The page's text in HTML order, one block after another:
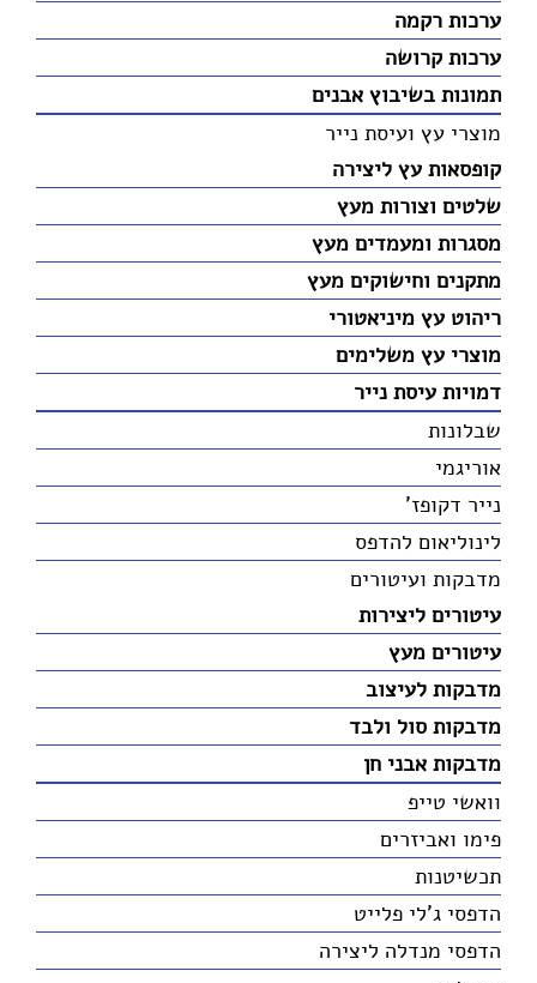
ערכות רקמה
ערכות קרושה
תמונות בשיבוץ אבנים
מוצרי עץ ועיסת נייר
קופסאות עץ ליצירה
שלטים וצורות מעץ
מסגרות ומעמדים מעץ
מתקנים וחישוקים מעץ
ריהוט עץ מיניאטורי
מוצרי עץ משלימים
דמויות עיסת נייר
שבלונות
אוריגמי
נייר דקופז'
לינוליאום להדפס
מדבקות ועיטורים
עיטורים ליצירות
עיטורים מעץ
מדבקות לעיצוב
מדבקות סול ולבד
מדבקות אבני חן
וואשי טייפ
פימו ואביזרים
תכשיטנות
הדפסי ג'לי פלייט
הדפסי מנדלה ליצירה